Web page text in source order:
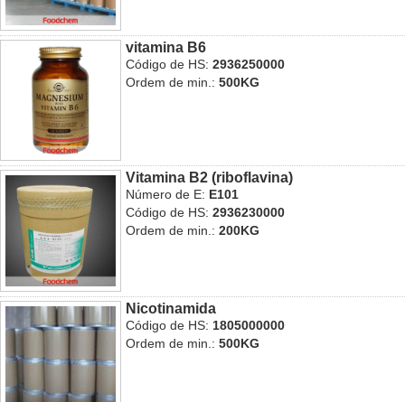
vitamina B6
Código de HS:2936250000
Ordem de min.:500KG
Vitamina B2 (riboflavina)
Número de E: E101
Código de HS:2936230000
Ordem de min.:200KG
Nicotinamida
Código de HS: 1805000000
Ordem de min.:500KG